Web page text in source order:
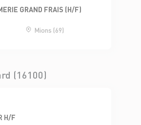
GRAND FRAIS (H/F)
Mions (69)
(16100)
H/F